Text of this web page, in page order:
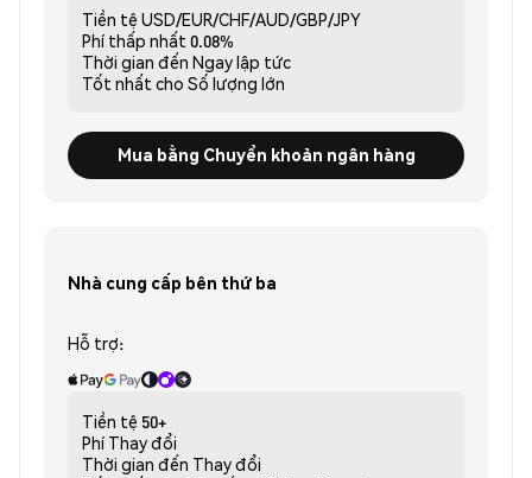
Tiền tệ USD/EUR/CHF/AUD/GBP/JPY
Phí thấp nhất 0.08%
Thời gian đến Ngay lập tức
Tốt nhất cho Số lượng lớn
Mua bằng Chuyển khoản ngân hàng
Nhà cung cấp bên thứ ba
Hỗ trợ:
Tiền tệ 50+
Phí Thay đổi
Thời gian đến Thay đổi